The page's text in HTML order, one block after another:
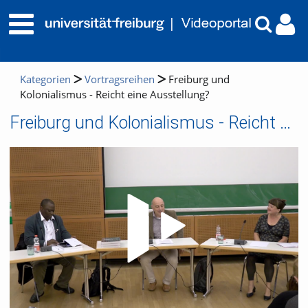
Kategorien Vortragsreihen
Freiburg und
Kolonialismus - Reicht eine Ausstellung?
Freiburg und Kolonialismus - Reicht eine Ausstellung?